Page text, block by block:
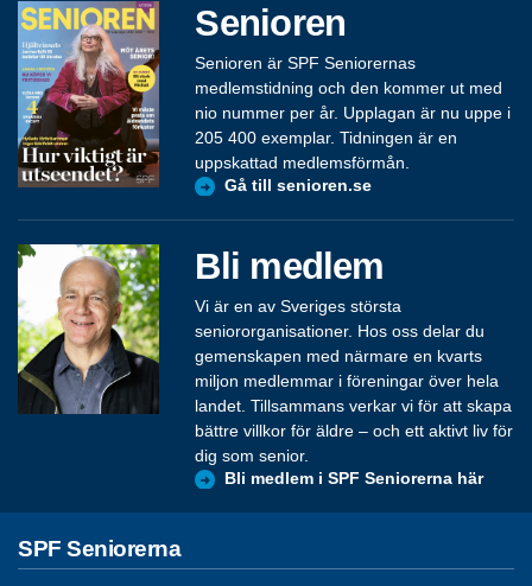
Senioren
Senioren är SPF Seniorernas
medlemstidning och den kommer ut med
nio nummer per år. Upplagan är nu uppe i
205 400 exemplar. Tidningen är en
uppskattad medlemsförmån.
Gå till senioren.se
Bli medlem
Vi är en av Sveriges största
seniororganisationer. Hos oss delar du
gemenskapen med närmare en kvarts
miljon medlemmar i föreningar över hela
landet. Tillsammans verkar vi för att skapa
bättre villkor för äldre – och ett aktivt liv för
dig som senior.
Bli medlem i SPF Seniorerna här
SPF Seniorerna